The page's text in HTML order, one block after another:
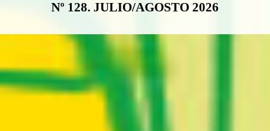
Nº 128. JULIO/AGOSTO 2026